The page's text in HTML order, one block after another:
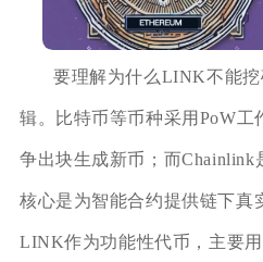
要理解为什么LINK不能
辑。比特币等币种采用PoW工
争出块生成新币；而Chainlink
核心是为智能合约提供链下真
LINK作为功能性代币，主要